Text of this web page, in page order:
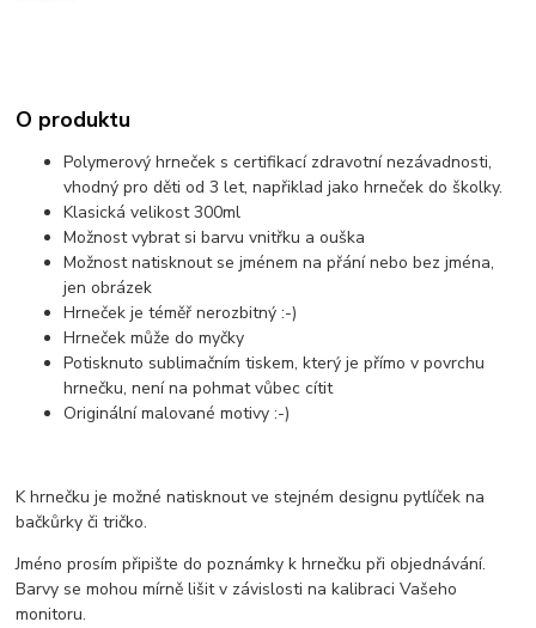
O produktu
Polymerový hrneček s certifikací zdravotní nezávadnosti,
vhodný pro děti od 3 let, napřiklad jako hrneček do školky.
Klasická velikost 300ml
Možnost vybrat si barvu vnitřku a ouška
Možnost natisknout se jménem na přání nebo bez jména,
jen obrázek
Hrneček je téměř nerozbitný :-)
Hrneček může do myčky
Potisknuto sublimačním tiskem, který je přímo v povrchu
hrnečku, není na pohmat vůbec cítit
Originální malované motivy :-)
K hrnečku je možné natisknout ve stejném designu pytlíček na
bačkůrky či tričko.
Jméno prosím připište do poznámky k hrnečku při objednávání.
Barvy se mohou mírně lišit v závislosti na kalibraci Vašeho
monitoru.